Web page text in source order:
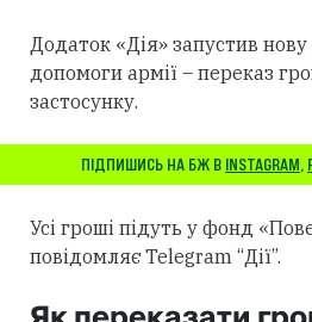
Додаток «Дія» запустив
допомоги армії – переказ
застосунку.
ПІДПИШИСЬ НА БЖ В INSTAGRAM,
Усі гроші підуть у фонд
повідомляє Telegram “Дії”.